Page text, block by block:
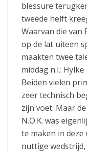
blessure
tweede helft
Waarvan die van
op de lat uiteen
maakten twee
middag n.l.:
Beiden vielen
zeer technisch
zijn voet. Maar
N.O.K. was
te maken in deze
nuttige